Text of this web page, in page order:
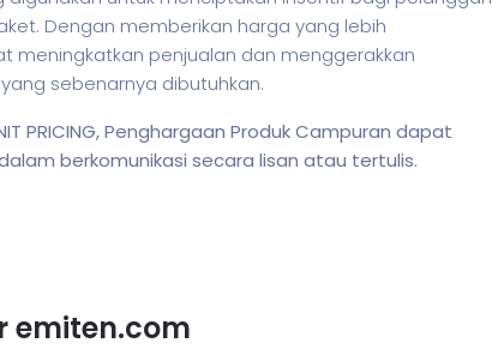
Dengan memberikan harga yang lebih
meningkatkan penjualan dan menggerakkan
sebenarnya dibutuhkan.
PRICING, Penghargaan Produk Campuran dapat
berkomunikasi secara lisan atau tertulis.
emiten.com